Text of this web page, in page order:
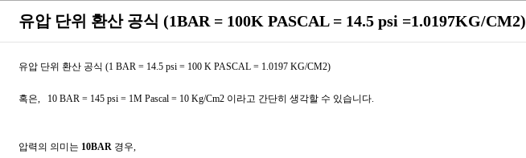
유압 단위 환산 공식 (1BAR = 100K PASCAL = 14.5 psi =1.0197KG/CM2)
유압 단위 환산 공식 (1 BAR = 14.5 psi = 100 K PASCAL = 1.0197 KG/CM2)
혹은, 10 BAR = 145 psi = 1M Pascal = 10 Kg/Cm2 이라고 간단히 생각할 수 있습니다.
압력의 의미는 10BAR 경우,